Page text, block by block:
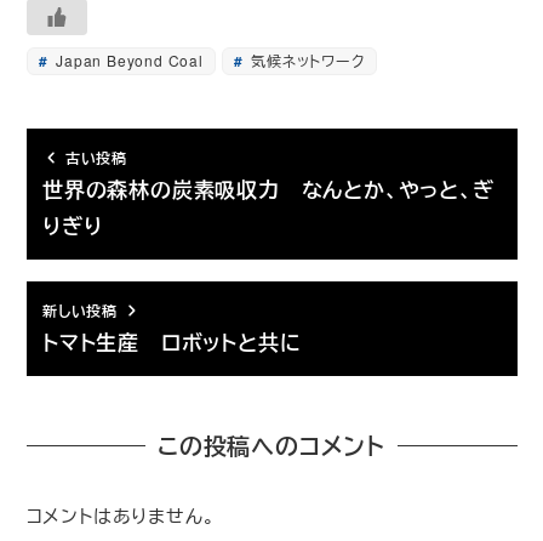
Japan Beyond Coal 気候ネットワーク
古い投稿
世界の森林の炭素吸収力 なんとか、やっと、ぎ
りぎり
新しい投稿
トマト生産 ロボットと共に
この投稿へのコメント
コメントはありません。